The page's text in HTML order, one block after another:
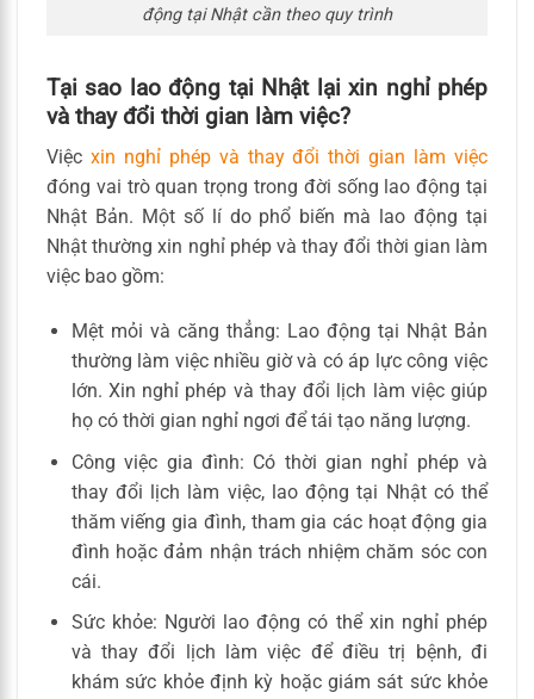
động tại Nhật cần theo quy trình
Tại sao lao động tại Nhật lại xin nghỉ phép
và thay đổi thời gian làm việc?
Việc xin nghỉ phép và thay đổi thời gian làm việc
đóng vai trò quan trọng trong đời sống lao động tại
Nhật Bản. Một số lí do phổ biến mà lao động tại
Nhật thường xin nghỉ phép và thay đổi thời gian làm
việc bao gồm:
Mệt mỏi và căng thẳng: Lao động tại Nhật Bản
thường làm việc nhiều giờ và có áp lực công việc
lớn. Xin nghỉ phép và thay đổi lịch làm việc giúp
họ có thời gian nghỉ ngơi để tái tạo năng lượng.
Công việc gia đình: Có thời gian nghỉ phép và
thay đổi lịch làm việc, lao động tại Nhật có thể
thăm viếng gia đình, tham gia các hoạt động gia
đình hoặc đảm nhận trách nhiệm chăm sóc con
cái.
Sức khỏe: Người lao động có thể xin nghỉ phép
và thay đổi lịch làm việc để điều trị bệnh, đi
khám sức khỏe định kỳ hoặc giám sát sức khỏe